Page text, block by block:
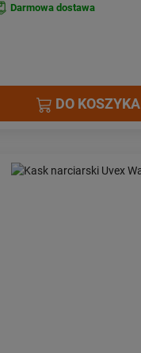
Darmowa dostawa
DO KOSZYKA